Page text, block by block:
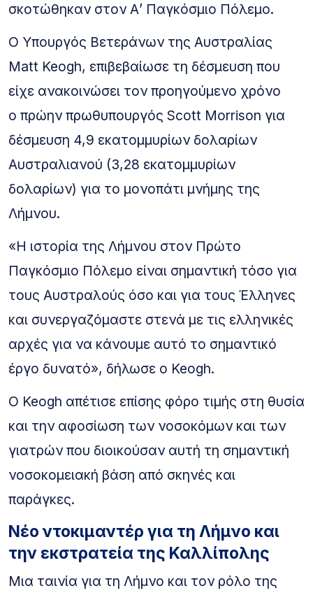
σκοτώθηκαν στον Α’ Παγκόσμιο Πόλεμο.
Ο Υπουργός Βετεράνων της Αυστραλίας
Matt Keogh, επιβεβαίωσε τη δέσμευση που
είχε ανακοινώσει τον προηγούμενο χρόνο
ο πρώην πρωθυπουργός Scott Morrison για
δέσμευση 4,9 εκατομμυρίων δολαρίων
Αυστραλιανού (3,28 εκατομμυρίων
δολαρίων) για το μονοπάτι μνήμης της
Λήμνου.
«Η ιστορία της Λήμνου στον Πρώτο
Παγκόσμιο Πόλεμο είναι σημαντική τόσο για
τους Αυστραλούς όσο και για τους Έλληνες
και συνεργαζόμαστε στενά με τις ελληνικές
αρχές για να κάνουμε αυτό το σημαντικό
έργο δυνατό», δήλωσε ο Keogh.
Ο Keogh απέτισε επίσης φόρο τιμής στη θυσία
και την αφοσίωση των νοσοκόμων και των
γιατρών που διοικούσαν αυτή τη σημαντική
νοσοκομειακή βάση από σκηνές και
παράγκες.
Νέο ντοκιμαντέρ για τη Λήμνο και
την εκστρατεία της Καλλίπολης
Μια ταινία για τη Λήμνο και τον ρόλο της